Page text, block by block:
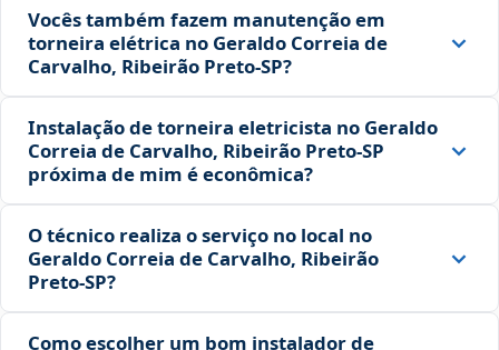
Vocês também fazem manutenção em
torneira elétrica no Geraldo Correia de
Carvalho, Ribeirão Preto‑SP?
Instalação de torneira eletricista no Geraldo
Correia de Carvalho, Ribeirão Preto‑SP
próxima de mim é econômica?
O técnico realiza o serviço no local no
Geraldo Correia de Carvalho, Ribeirão
Preto‑SP?
Como escolher um bom instalador de